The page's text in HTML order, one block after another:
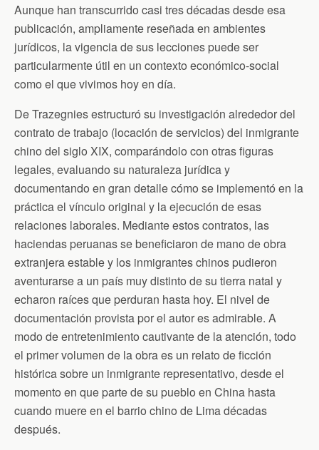
Aunque han transcurrido casi tres décadas desde esa
publicación, ampliamente reseñada en ambientes
jurídicos, la vigencia de sus lecciones puede ser
particularmente útil en un contexto económico-social
como el que vivimos hoy en día.
De Trazegnies estructuró su investigación alrededor del
contrato de trabajo (locación de servicios) del inmigrante
chino del siglo XIX, comparándolo con otras figuras
legales, evaluando su naturaleza jurídica y
documentando en gran detalle cómo se implementó en la
práctica el vínculo original y la ejecución de esas
relaciones laborales. Mediante estos contratos, las
haciendas peruanas se beneficiaron de mano de obra
extranjera estable y los inmigrantes chinos pudieron
aventurarse a un país muy distinto de su tierra natal y
echaron raíces que perduran hasta hoy. El nivel de
documentación provista por el autor es admirable. A
modo de entretenimiento cautivante de la atención, todo
el primer volumen de la obra es un relato de ficción
histórica sobre un inmigrante representativo, desde el
momento en que parte de su pueblo en China hasta
cuando muere en el barrio chino de Lima décadas
después.